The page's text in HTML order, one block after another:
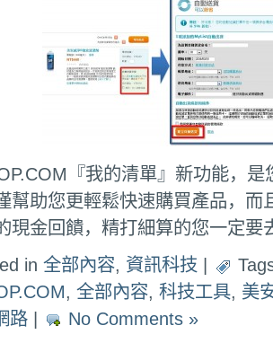
『我的清單』新功能，是
幫助您更輕鬆快速購買產品，而
現金回饋，精打細算的您一定要
in 全部內容, 資訊科技
, 全部內容, 科技工具, 美
路
No Comments »